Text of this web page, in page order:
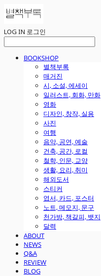
LOG IN 로그인
BOOKSHOP
별책부록
매거진
시, 소설, 에세이
일러스트, 회화, 만화
영화
디자인, 창작, 실용
사진
여행
음악, 공연, 예술
건축, 공간, 로컬
철학, 인문, 교양
생활, 요리, 취미
해외도서
스티커
엽서, 카드, 포스터
노트, 메모지, 문구
천가방, 책갈피, 뱃지
달력
ABOUT
NEWS
Q&A
REVIEW
BLOG